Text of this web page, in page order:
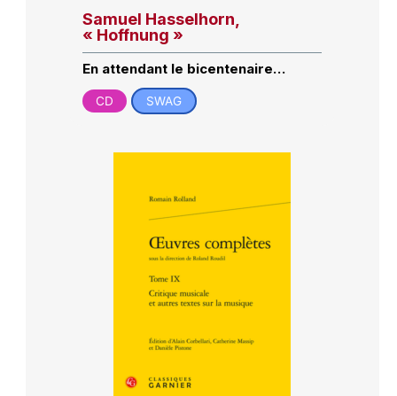
Samuel Hasselhorn,
« Hoffnung »
En attendant le bicentenaire…
CD SWAG